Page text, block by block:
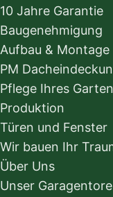
10 Jahre Garantie
Baugenehmigung
Aufbau & Montage
PM
Pflege Ihres
Produktion
Türen und Fenster
Wir bauen Ihr
Über Uns
Unser Garagentore